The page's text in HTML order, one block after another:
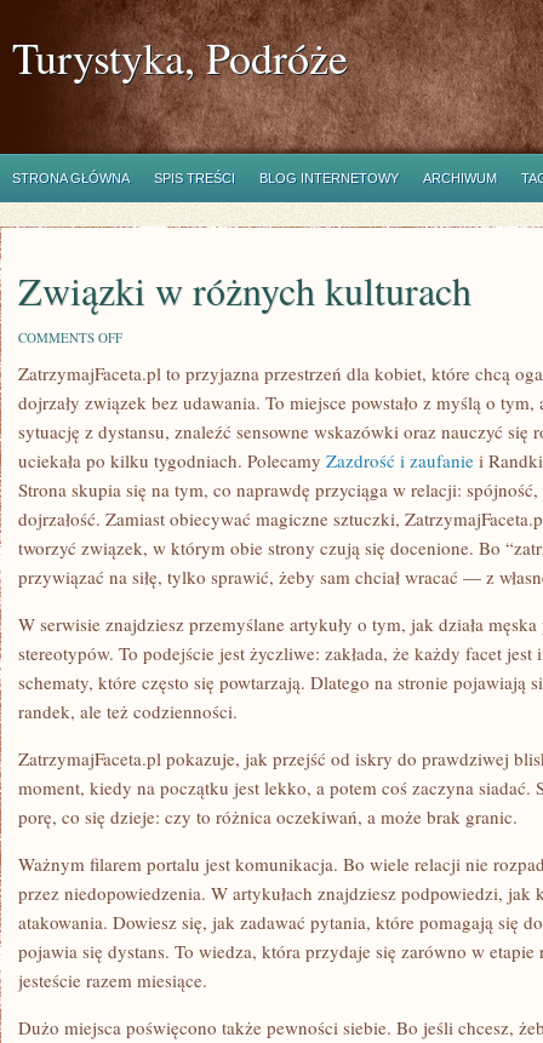
Turystyka, Podróże
STRONA GŁÓWNA SPIS TREŚCI BLOG INTERNETOWY ARCHIWUM
Związki w różnych kulturach
COMMENTS OFFON
W
KULTURACH
ZatrzymajFaceta.pl to przyjazna przestrzeń dla kobiet, które chcą
dojrzały związek bez udawania. To miejsce powstało z myślą o tym,
sytuację z dystansu, znaleźć sensowne wskazówki oraz nauczyć
uciekała po kilku tygodniach. Polecamy Zazdrość i zaufanie i
Strona skupia się na tym, co naprawdę przyciąga w relacji:
dojrzałość. Zamiast obiecywać magiczne sztuczki,
tworzyć związek, w którym obie strony czują się docenione. Bo
przywiązać na siłę, tylko sprawić, żeby sam chciał wracać — z
W serwisie znajdziesz przemyślane artykuły o tym, jak działa
stereotypów. To podejście jest życzliwe: zakłada, że każdy facet jest
schematy, które często się powtarzają. Dlatego na stronie pojawiają
randek, ale też codzienności.
ZatrzymajFaceta.pl pokazuje, jak przejść od iskry do prawdziwej
moment, kiedy na początku jest lekko, a potem coś zaczyna siadać.
porę, co się dzieje: czy to różnica oczekiwań, a może brak granic.
Ważnym filarem portalu jest komunikacja. Bo wiele relacji nie
przez niedopowiedzenia. W artykułach znajdziesz podpowiedzi, jak
atakowania. Dowiesz się, jak zadawać pytania, które pomagają się
pojawia się dystans. To wiedza, która przydaje się zarówno w
jesteście razem miesiące.
Dużo miejsca poświęcono także pewności siebie. Bo jeśli chcesz,